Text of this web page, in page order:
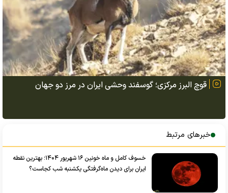
قوچ البرز مرکزی؛ گوسفند وحشی ایران در مرز دو جهان
خبرهای مرتبط
خسوف کامل و ماه خونین ۱۶ شهریور ۱۴۰۴؛ بهترین نقطه
ایران برای دیدن ماه‌گرفتگی یکشنبه شب کجاست؟